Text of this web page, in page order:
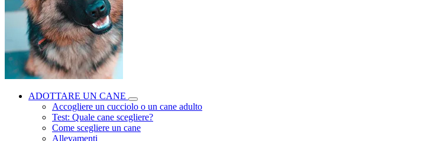
ADOTTARE UN CANE
Accogliere un cucciolo o un cane adulto
Test: Quale cane scegliere?
Come scegliere un cane
Allevamenti